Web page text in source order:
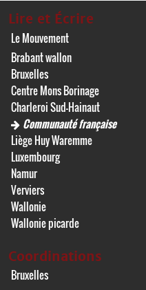
Lire et Écrire
Le Mouvement
Brabant wallon
Bruxelles
Centre Mons Borinage
Charleroi Sud-Hainaut
Communauté française
Liège Huy Waremme
Luxembourg
Namur
Verviers
Wallonie
Wallonie picarde
Coordinations
Bruxelles